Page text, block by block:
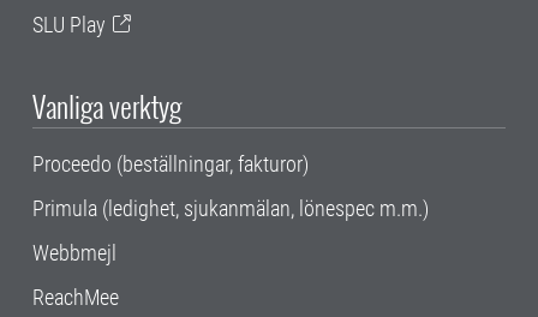
SLU Play
Vanliga verktyg
Proceedo (beställningar, fakturor)
Primula (ledighet, sjukanmälan, lönespec m.m.)
Webbmejl
ReachMee